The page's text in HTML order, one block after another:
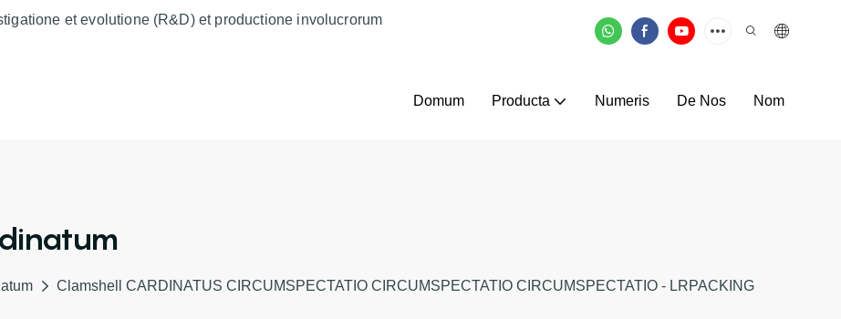
et evolutione (R&D) et productione involucrorum
Domum Producta Numeris De Nos Nom
Clamshell CARDINATUS CIRCUMSPECTATIO CIRCUMSPECTATIO CIRCUMSPECTATIO - LRPACKING